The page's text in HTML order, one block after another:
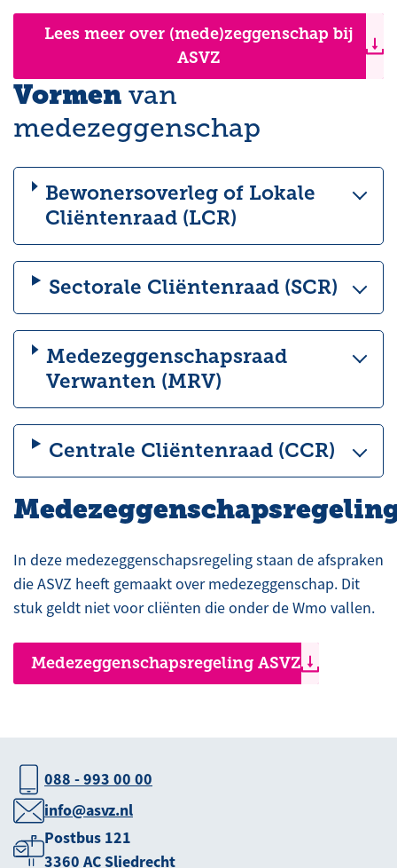
Lees meer over (mede)zeggenschap bij
ASVZ
Vormen van
medezeggenschap
Bewonersoverleg of Lokale
Cliëntenraad (LCR)
Sectorale Cliëntenraad (SCR)
Medezeggenschapsraad
Verwanten (MRV)
Centrale Cliëntenraad (CCR)
In deze medezeggenschapsregeling staan de afspraken
die ASVZ heeft gemaakt over medezeggenschap. Dit
stuk geldt niet voor cliënten die onder de Wmo vallen.
Medezeggenschapsregeling ASVZ
088 - 993 00 00
info@asvz.nl
Postbus 121
3360 AC Sliedrecht